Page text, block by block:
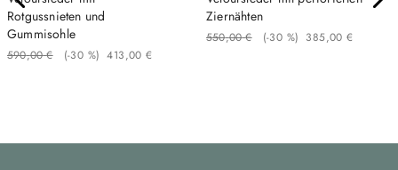
Rotgussnieten und
Gummisohle
590,00 € (-30 %) 413,00 €
Ziernähten
550,00 € (-30 %) 385,00 €